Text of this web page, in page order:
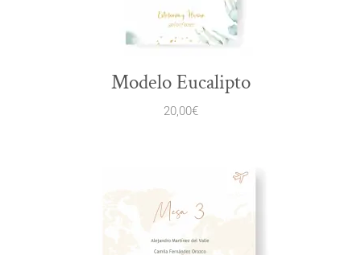
Modelo Eucalipto
20,00€